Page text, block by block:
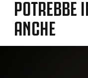
POTREBBE
ANCHE